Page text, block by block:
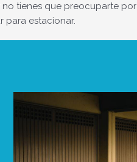
tienes que preocuparte por
para estacionar.